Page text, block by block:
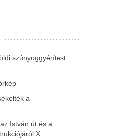
szúnyoggyérítést
a
István út és a
X.